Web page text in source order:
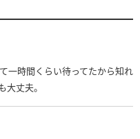
一時間くらい待ってたから知れ
大丈夫。